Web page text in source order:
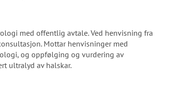
med offentlig avtale. Ved henvisning fra
Mottar henvisninger med
og oppfølging og vurdering av
ultralyd av halskar.